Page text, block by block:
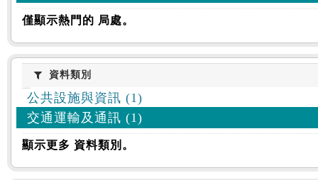
僅顯示熱門的 局處。
資料類別
資料類別
公共設施與資訊 (1)
交通運輸及通訊 (1)
顯示更多 資料類別。